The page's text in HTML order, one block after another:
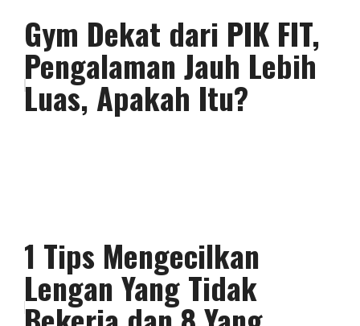
Gym Dekat dari PIK FIT,
Pengalaman Jauh Lebih
Luas, Apakah Itu?
1 Tips Mengecilkan
Lengan Yang Tidak